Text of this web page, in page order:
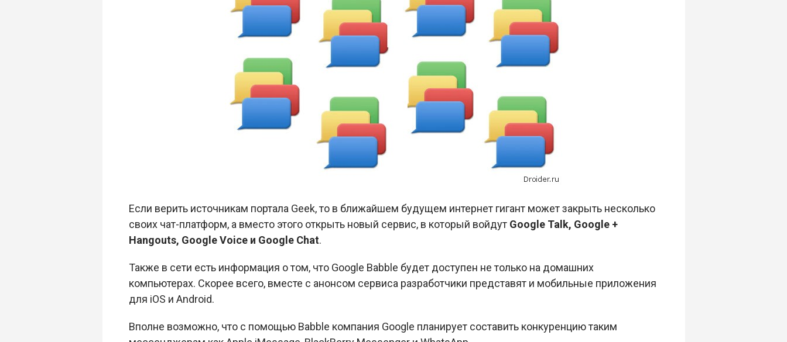
Если верить источникам портала Geek, то в ближайшем будущем интернет гигант может закрыть несколько
своих чат-платформ, а вместо этого открыть новый сервис, в который войдутGoogle Talk, Google +
Hangouts, Google Voice и Google Chat.
Также в сети есть информация о том, что Google Babble будет доступен не только на домашних
компьютерах. Скорее всего, вместе с анонсом сервиса разработчики представят и мобильные приложения
для iOS и Android.
Вполне возможно, что с помощью Babble компания Google планирует составить конкуренцию таким